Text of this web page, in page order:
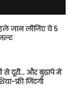
जान लीजिए ये 5
से दूरी… और बुढ़ापे में
फ्री जिंदगी